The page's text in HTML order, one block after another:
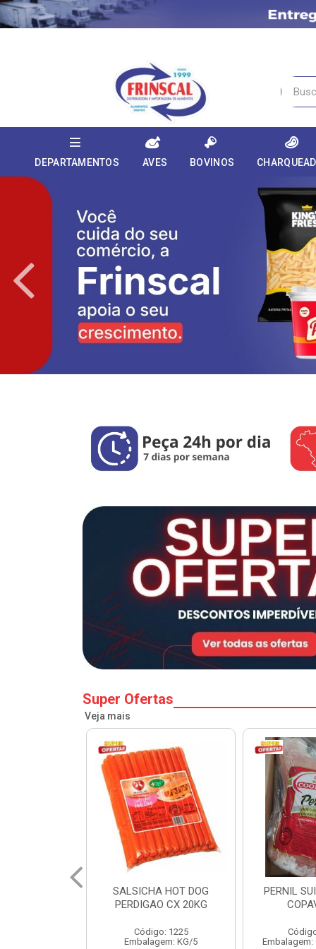
DEPARTAMENTOS AVES BOVINOS
Super Ofertas
Veja mais
PERNIL SUINO C/OSSO
COPAVEL KG
Código: 12301
Embalagem: CX/± 19,56 KG